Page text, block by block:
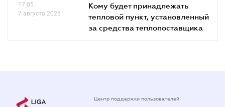
17.05
7 августа 2026
Кому будет принадлежать
тепловой пункт, установленный
за средства теплопоставщика
Центр поддержки пользователей